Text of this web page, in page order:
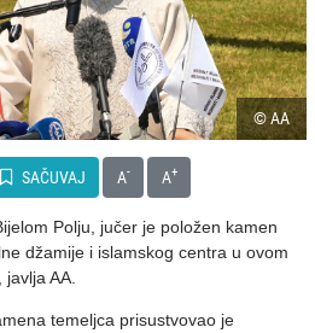
© AA
SAČUVAJ A- A+
Polju, jučer je položen kamen
džamije i islamskog centra u ovom
AA.
temeljca prisustvovao je